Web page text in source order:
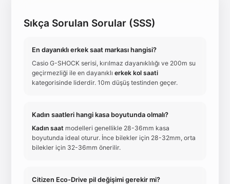
Sıkça Sorulan Sorular (SSS)
En dayanıklı erkek saat markası hangisi?
Casio G-SHOCK serisi, kırılmaz dayanıklılığı ve 200m su
geçirmezliği ile en dayanıklı erkek kol saati
kategorisinde liderdir. 10m düşüş testinden geçer.
Kadın saatleri hangi kasa boyutunda olmalı?
Kadın saat modelleri genellikle 28-36mm kasa
boyutunda ideal oturur. İnce bilekler için 28-32mm, orta
bilekler için 32-36mm önerilir.
Citizen Eco-Drive pil değişimi gerekir mi?